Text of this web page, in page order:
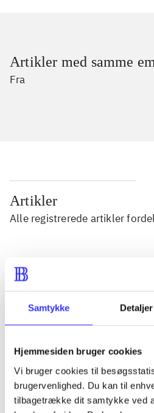
Samtykke Detaljer
Hjemmesiden bruger cookies
Vi bruger cookies til
brugervenlighed. Du kan til
tilbagetrække dit samtykke ved
Artikler med samme
Fra
Artikler
Alle registrerede artikler
...